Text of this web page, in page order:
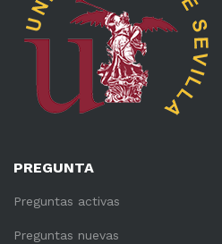
PREGUNTA
Preguntas activas
Preguntas nuevas